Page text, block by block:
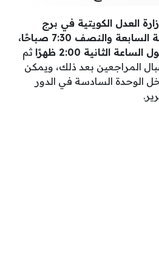
العدل الكويتية في برج
التحرير عند تمام الساعة السابعة والنصف 7:30 صباحًا،
الثانية 2:00 ظهرًا
ثم
المراجعين بعد ذلك، ويمكن
الوحدة السادسة في الدور